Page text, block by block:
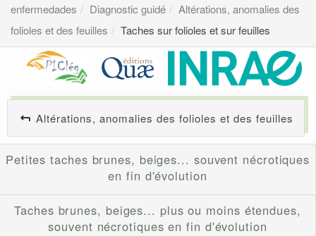
enfermedades
Diagnostic guidé
Altérations, anomalies des
folioles et des feuilles
Taches sur folioles et sur feuilles
Altérations, anomalies des folioles et des feuilles
Petites taches brunes, beiges... souvent nécrotiques
en fin d'évolution
Taches brunes, beiges... plus ou moins étendues,
souvent nécrotiques en fin d'évolution